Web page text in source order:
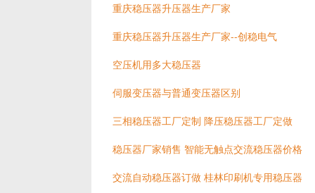
重庆稳压器升压器生产厂家
重庆稳压器升压器生产厂家--创稳电气
空压机用多大稳压器
伺服变压器与普通变压器区别
三相稳压器工厂定制 降压稳压器工厂定做
稳压器厂家销售 智能无触点交流稳压器价格
交流自动稳压器订做 桂林印刷机专用稳压器